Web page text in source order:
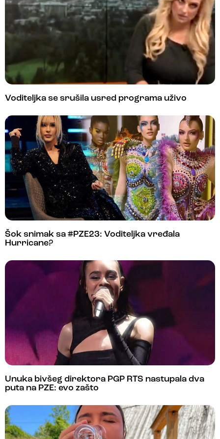
Voditeljka se srušila usred programa uživo
Šok snimak sa #PZE23: Voditeljka vređala
Hurricane?
Unuka bivšeg direktora PGP RTS nastupala dva
puta na PZE: evo zašto